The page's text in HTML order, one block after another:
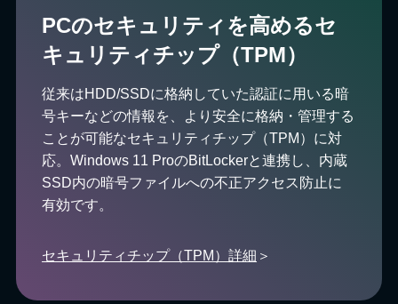
PCのセキュリティを高めるセ
キュリティチップ（TPM）
従来はHDD/SSDに格納していた認証に用いる暗
号キーなどの情報を、より安全に格納・管理する
ことが可能なセキュリティチップ（TPM）に対
応。Windows 11 ProのBitLockerと連携し、内蔵
SSD内の暗号ファイルへの不正アクセス防止に
有効です。
セキュリティチップ（TPM）詳細 ＞